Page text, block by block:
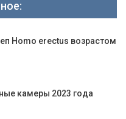
Homo erectus возрастом
камеры 2023 года